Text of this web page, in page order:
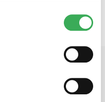
voor de nieuwsbrief van